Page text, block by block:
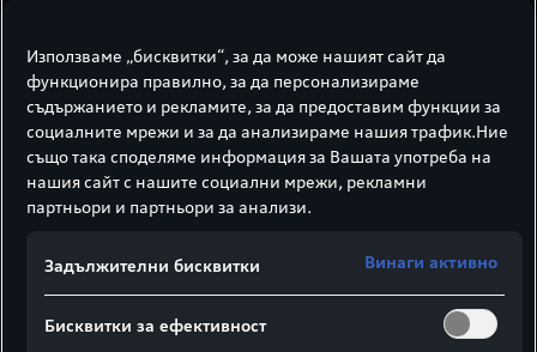
Двигател/електрически
Дизайн на трансмисията
Използваме „бисквитки“, за да може нашият сайт да
функционира правилно, за да персонализираме
съдържанието и рекламите, за да предоставим функции за
социалните мрежи и за да анализираме нашия трафик.Ние
също така споделяме информация за Вашата употреба на
нашия сайт с нашите социални мрежи, рекламни
партньори и партньори за анализи.
Задължителни бисквитки Винаги активно
Бисквитки за ефективност